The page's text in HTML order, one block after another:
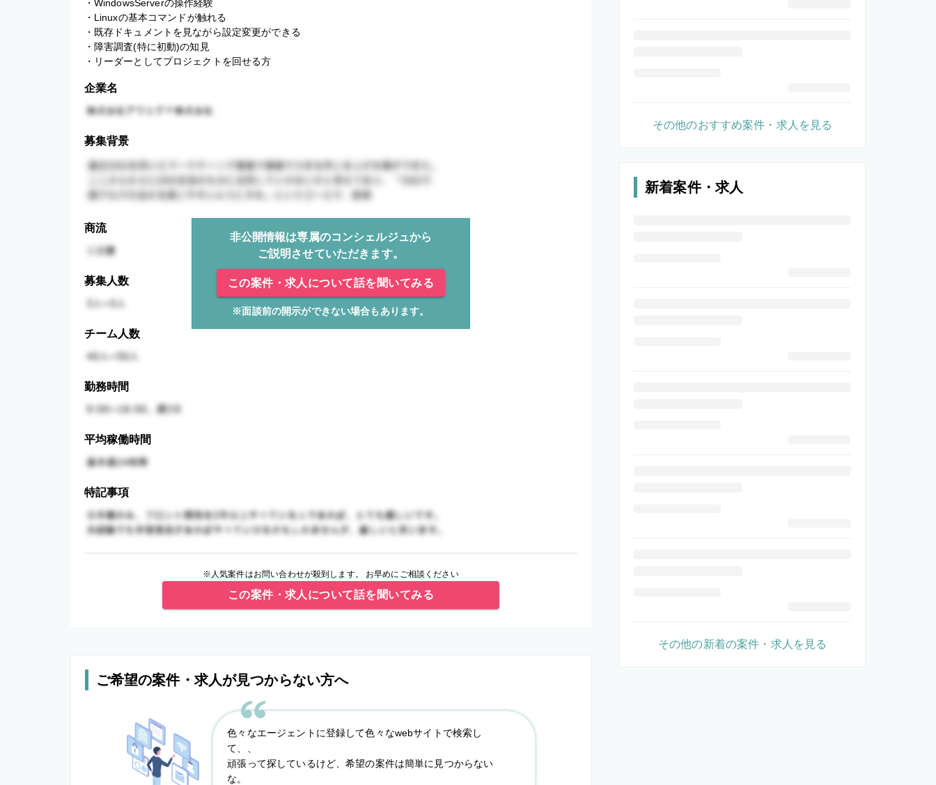
・WindowsServerの操作経験
・Linuxの基本コマンドが触れる
・既存ドキュメントを見ながら設定変更ができる
・障害調査(特に初動)の知見
・リーダーとしてプロジェクトを回せる方
企業名
募集背景
商流
非公開情報は専属のコンシェルジュから
ご説明させていただきます。
この案件・求人について話を聞いてみる
※面談前の開示ができない場合もあります。
募集人数
チーム人数
勤務時間
平均稼働時間
特記事項
※人気案件はお問い合わせが殺到します。 お早めにご相談ください
この案件・求人について話を聞いてみる
ご希望の案件・求人が見つからない方へ
色々なエージェントに登録して色々なwebサイトで検索し
て、、
頑張って探しているけど、希望の案件は簡単に見つからない
な。
その他のおすすめ案件・求人を見る
新着案件・求人
その他の新着の案件・求人を見る